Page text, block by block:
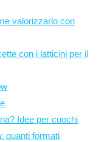
valorizzarlo con
con i latticini per il
Idee per cuochi
quanti formati